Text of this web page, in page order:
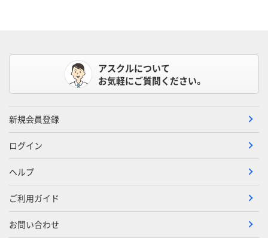
アスクルについて
お気軽にご質問ください。
新規会員登録
ログイン
ヘルプ
ご利用ガイド
お問い合わせ